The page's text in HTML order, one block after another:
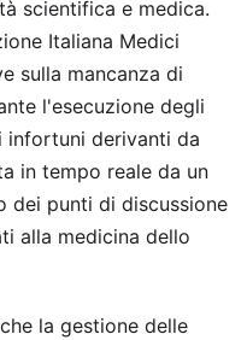
scientifica e medica.
Italiana Medici
sulla mancanza di
l'esecuzione degli
infortuni derivanti da
in tempo reale da un
dei punti di discussione
alla medicina dello
la gestione delle